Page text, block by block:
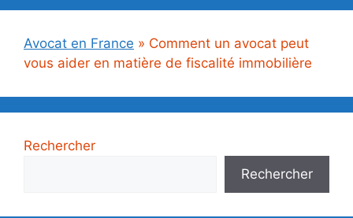
Avocat en France » Comment un avocat peut
vous aider en matière de fiscalité immobilière
Rechercher
Rechercher